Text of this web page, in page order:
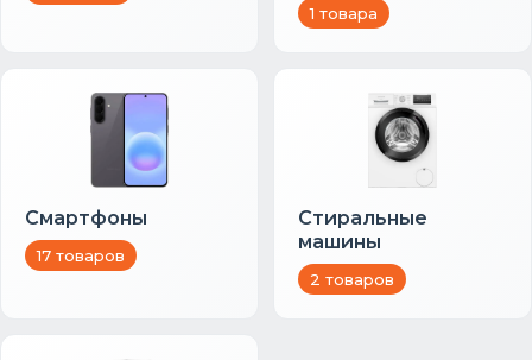
1 товара
Смартфоны
17 товаров
Стиральные
машины
2 товаров